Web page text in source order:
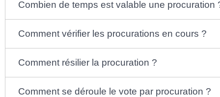
Combien de temps est valable une procuration
Comment vérifier les procurations en cours ?
Comment résilier la procuration ?
Comment se déroule le vote par procuration ?